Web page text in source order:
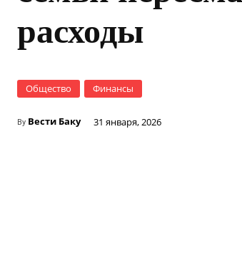
расходы
Общество Финансы
By Вести Баку 31 января, 2026